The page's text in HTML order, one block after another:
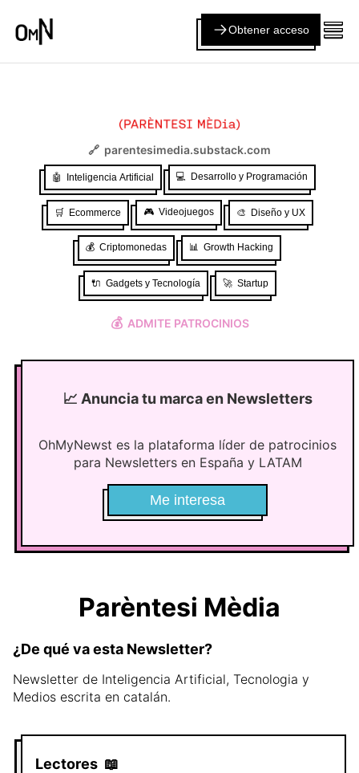
Obtener acceso
🔗 parentesimedia.substack.com
🤖 Inteligencia Artificial 💻 Desarrollo y Programación
🛒 Ecommerce 🎮 Videojuegos 🎨 Diseño y UX
💰 Criptomonedas 📊 Growth Hacking
🔌 Gadgets y Tecnología 🚀 Startup
💰 ADMITE PATROCINIOS
📈 Anuncia tu marca en Newsletters
OhMyNewst es la plataforma líder de patrocinios
para Newsletters en España y LATAM
Me interesa
Parèntesi Mèdia
¿De qué va esta Newsletter?
Newsletter de Inteligencia Artificial, Tecnologia y
Medios escrita en catalán.
Lectores 📖